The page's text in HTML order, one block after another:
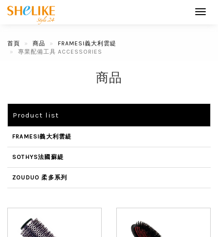
首頁 商品
FRAMESI義大利雲緹
專業配備工具 ACCESSORIES
商品
Product list
FRAMESI義大利雲緹
SOTHYS法國蘇緹
ZOUDUO 柔多系列